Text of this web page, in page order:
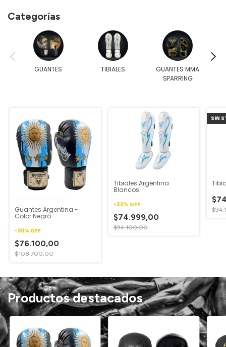
Categorías
GUANTES TIBIALES
GUANTES MMA
SPARRING
Guantes Argentina -
Color Negro
-30% OFF
$76.100,00
$108.700,00
Tibiales Argentina
Blancos
-20% OFF
$74.999,00
$94.100,00
SIN
Productos destacados